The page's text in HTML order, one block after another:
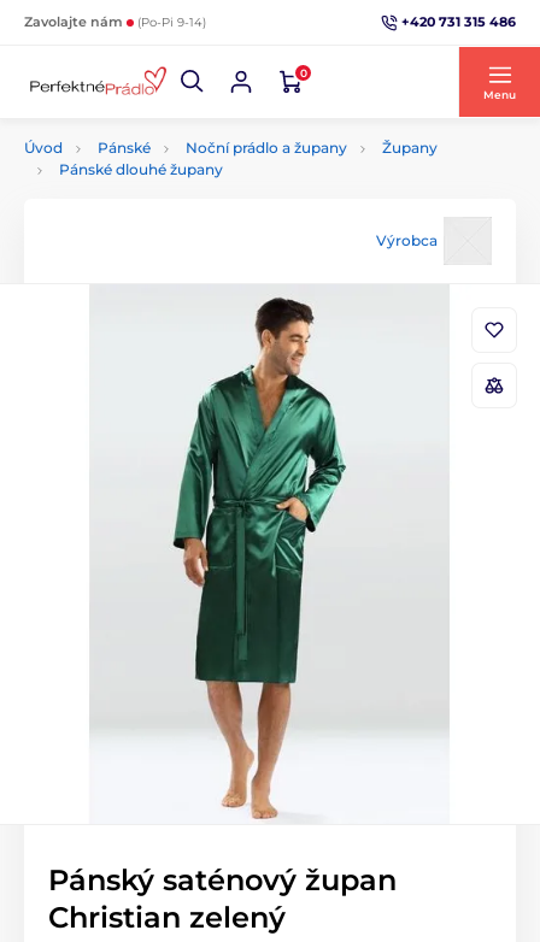
Zavolajte nám (Po-Pi 9-14) +420 731 315 486
0
Menu
Úvod Pánské Noční prádlo a župany
Župany
Pánské dlouhé župany
Výrobca
Pánský saténový župan
Christian zelený